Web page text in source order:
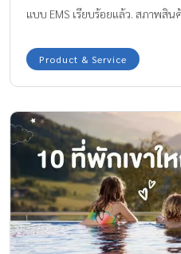
แบบ EMS เรียบร้อยแล้ว. สภาพสิน
📞081-9976194
Product & Service